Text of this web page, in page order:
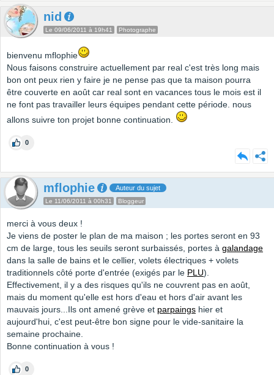
nid
Le 09/06/2011 à 19h41 Photographe
bienvenu mflophie
Nous faisons construire actuellement par real c'est très long mais
bon ont peux rien y faire je ne pense pas que ta maison pourra
être couverte en août car real sont en vacances tous le mois est il
ne font pas travailler leurs équipes pendant cette période. nous
allons suivre ton projet bonne continuation.
0
mflophie Auteur du sujet
Le 11/06/2011 à 00h31 Bloggeur
merci à vous deux !
Je viens de poster le plan de ma maison ; les portes seront en 93
cm de large, tous les seuils seront surbaissés, portes à galandage
dans la salle de bains et le cellier, volets électriques + volets
traditionnels côté porte d'entrée (exigés par le PLU).
Effectivement, il y a des risques qu'ils ne couvrent pas en août,
mais du moment qu'elle est hors d'eau et hors d'air avant les
mauvais jours...Ils ont amené grève et parpaings hier et
aujourd'hui, c'est peut-être bon signe pour le vide-sanitaire la
semaine prochaine.
Bonne continuation à vous !
0